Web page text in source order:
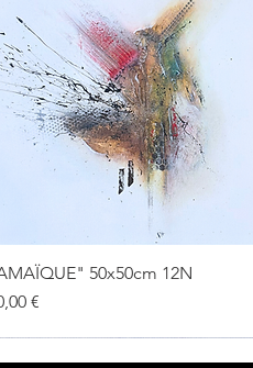
50x50cm 12N
€
VENDU
VENDU